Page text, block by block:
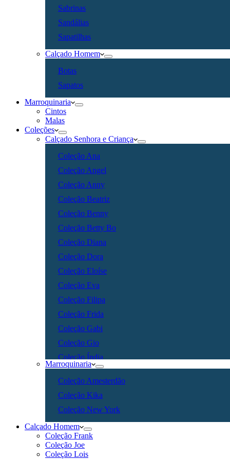
Sabrinas
Sandálias
Sapatilhas
Calçado Homem
Botas
Sapatos
Marroquinaria
Cintos
Malas
Coleções
Calçado Senhora e Criança
Coleção Ana
Coleção Angel
Coleção Anny
Coleção Beatriz
Coleção Benny
Coleção Betty Bo
Coleção Diana
Coleção Dora
Coleção Eloíse
Coleção Eva
Coleção Filipa
Coleção Frida
Coleção Gabi
Coleção Gio
Coleção Índia
Coleção Ingrid
Coleção Isa
Coleção Kika
Coleção Leonor
Coleção Lia
Coleção Lina
Coleção Luísa
Marroquinaria
Coleção Amesterdão
Coleção Kika
Coleção New York
Calçado Homem
Coleção Frank
Coleção Joe
Coleção Lois